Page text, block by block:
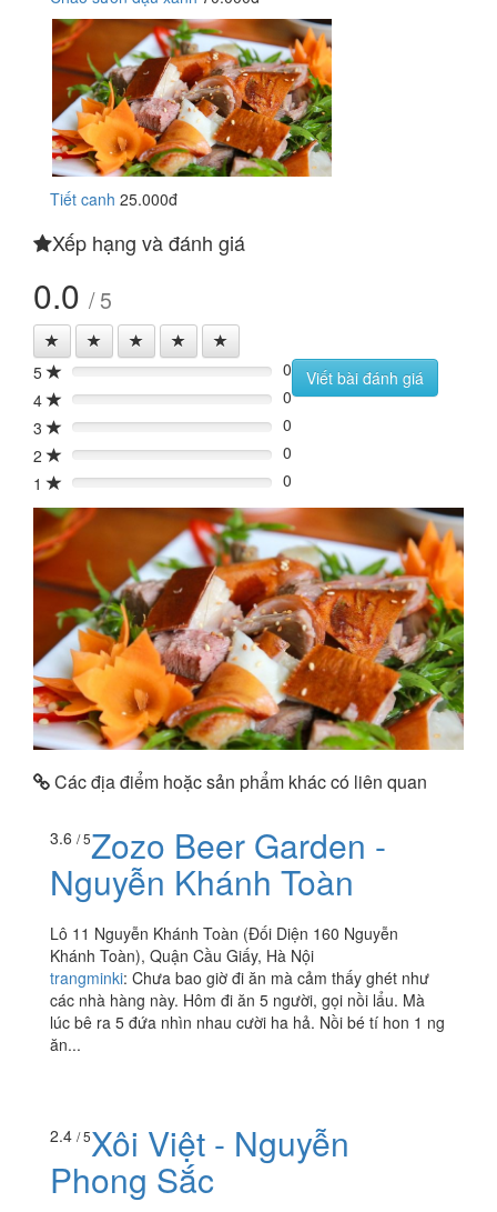
Tiết canh 25.000đ
Xếp hạng và đánh giá
0.0 / 5
5 0%
0
4
0%
0
3
0%
0
2
0%
0
1
0% 0
Viết bài đánh giá
Các địa điểm hoặc sản phẩm khác có liên quan
3.6 / 5Zozo Beer Garden -
Nguyễn Khánh Toàn
Lô 11 Nguyễn Khánh Toàn (Đối Diện 160 Nguyễn
Khánh Toàn), Quận Cầu Giấy, Hà Nội
trangminki: Chưa bao giờ đi ăn mà cảm thấy ghét như
các nhà hàng này. Hôm đi ăn 5 người, gọi nồi lẩu. Mà
lúc bê ra 5 đứa nhìn nhau cười ha hả. Nồi bé tí hon 1 ng
ăn...